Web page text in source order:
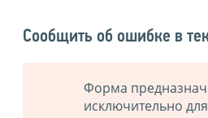
Сообщить об ошибке в
Форма
исключительно